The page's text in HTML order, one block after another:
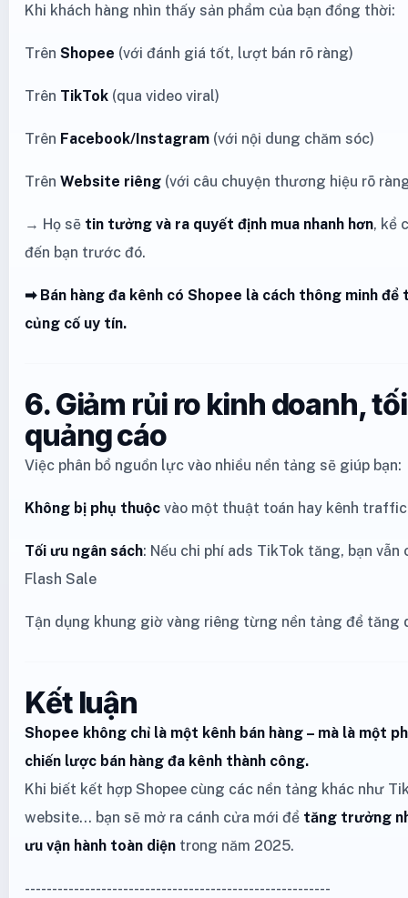
Khi khách hàng nhìn thấy sản phẩm của bạn đồng thời:
Trên Shopee (với đánh giá tốt, lượt bán rõ ràng)
Trên TikTok (qua video viral)
Trên Facebook/Instagram (với nội dung chăm sóc)
Trên Website riêng (với câu chuyện thương hiệu rõ
→ Họ sẽ tin tưởng và ra quyết định mua nhanh hơn, kể
đến bạn trước đó.
➡ Bán hàng đa kênh có Shopee là cách thông minh để
củng cố uy tín.
6. Giảm rủi ro kinh doanh,
quảng cáo
Việc phân bổ nguồn lực vào nhiều nền tảng sẽ giúp bạn:
Không bị phụ thuộc vào một thuật toán hay kênh
Tối ưu ngân sách: Nếu chi phí ads TikTok tăng, bạn vẫn
Flash Sale
Tận dụng khung giờ vàng riêng từng nền tảng để tăng
Kết luận
Shopee không chỉ là một kênh bán hàng – mà là một
chiến lược bán hàng đa kênh thành công.
Khi biết kết hợp Shopee cùng các nền tảng khác như
website… bạn sẽ mở ra cánh cửa mới để tăng trưởng
ưu vận hành toàn diện trong năm 2025.
--------------------------------------------------------